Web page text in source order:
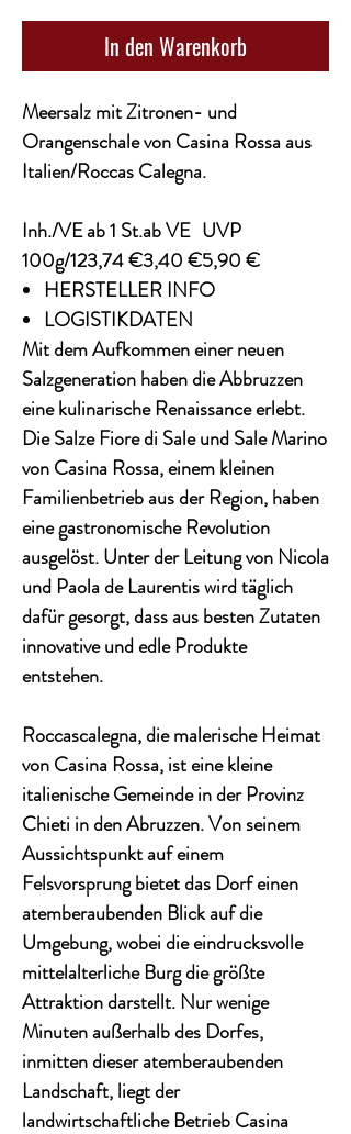
In den Warenkorb
Meersalz mit Zitronen- und
Orangenschale von Casina Rossa aus
Italien/Roccas Calegna.
Inh./VEab 1 St.ab VE UVP
100g/123,74 €3,40 €5,90 €
HERSTELLER INFO
LOGISTIKDATEN
Mit dem Aufkommen einer neuen
Salzgeneration haben die Abbruzzen
eine kulinarische Renaissance erlebt.
Die Salze Fiore di Sale und Sale Marino
von Casina Rossa, einem kleinen
Familienbetrieb aus der Region, haben
eine gastronomische Revolution
ausgelöst. Unter der Leitung von Nicola
und Paola de Laurentis wird täglich
dafür gesorgt, dass aus besten Zutaten
innovative und edle Produkte
entstehen.
Roccascalegna, die malerische Heimat
von Casina Rossa, ist eine kleine
italienische Gemeinde in der Provinz
Chieti in den Abruzzen. Von seinem
Aussichtspunkt auf einem
Felsvorsprung bietet das Dorf einen
atemberaubenden Blick auf die
Umgebung, wobei die eindrucksvolle
mittelalterliche Burg die größte
Attraktion darstellt. Nur wenige
Minuten außerhalb des Dorfes,
inmitten dieser atemberaubenden
Landschaft, liegt der
landwirtschaftliche Betrieb Casina